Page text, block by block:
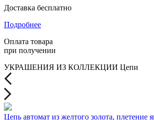
Доставка бесплатно
Подробнее
Оплата товара
при получении
УКРАШЕНИЯ ИЗ КОЛЛЕКЦИИ Цепи
Цепь автомат из желтого золота, плетение